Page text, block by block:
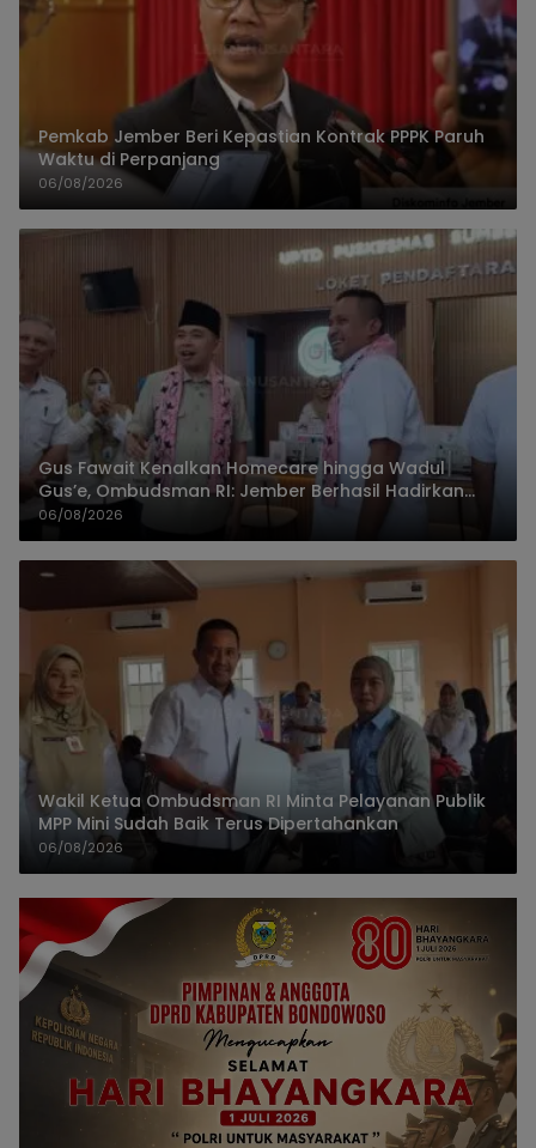
Pemkab Jember Beri Kepastian Kontrak PPPK Paruh
Waktu di Perpanjang
06/08/2026
Gus Fawait Kenalkan Homecare hingga Wadul
Gus’e, Ombudsman RI: Jember Berhasil Hadirkan
Layanan Kualitas
06/08/2026
Wakil Ketua Ombudsman RI Minta Pelayanan Publik
MPP Mini Sudah Baik Terus Dipertahankan
06/08/2026